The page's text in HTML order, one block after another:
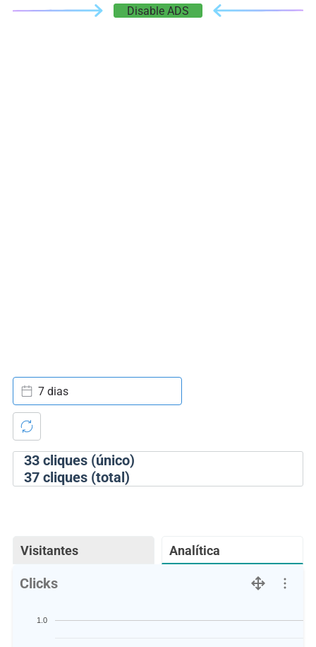
Disable ADS
33cliques (único)
37cliques (total)
7 dias
Visitantes Analítica
Clicks
1.0